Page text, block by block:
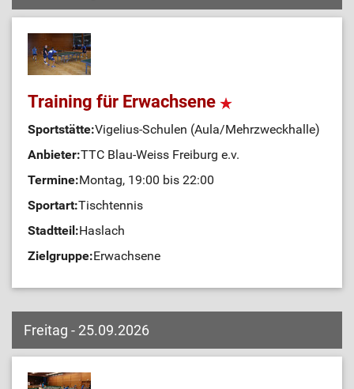
Training für Erwachsene
Sportstätte:Vigelius-Schulen (Aula/Mehrzweckhalle)
Anbieter:TTC Blau-Weiss Freiburg e.v.
Termine:Montag, 19:00 bis 22:00
Sportart:Tischtennis
Stadtteil:Haslach
Zielgruppe:Erwachsene
Freitag - 25.09.2026